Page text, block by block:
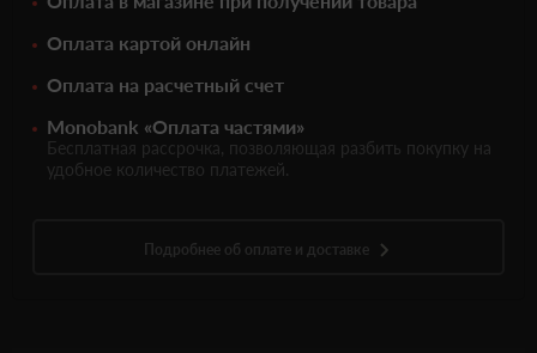
Оплата картой онлайн
Оплата на расчетный счет
Monobank «Оплата частями»
Бесплатная рассрочка, позволяющая разбить покупку на
удобное количество платежей.
Подробнее об оплате и доставке